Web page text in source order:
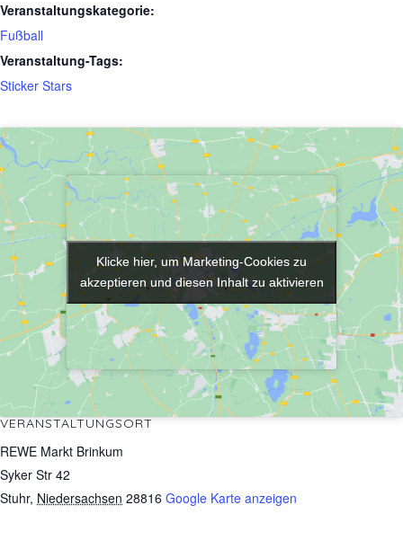
Veranstaltungskategorie:
Fußball
Veranstaltung-Tags:
Sticker Stars
VERANSTALTUNGSORT
REWE Markt Brinkum
Syker Str 42
Stuhr, Niedersachsen 28816 Google Karte anzeigen
Klicke hier, um Marketing-Cookies zu
akzeptieren und diesen Inhalt zu aktivieren
Klicke hier, um Marketing-Cookies zu
akzeptieren und diesen Inhalt zu aktivieren